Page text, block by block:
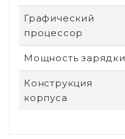
Графический
процессор
Мощность зарядки
Конструкция
корпуса